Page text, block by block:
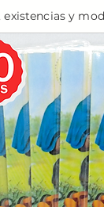
existencias y